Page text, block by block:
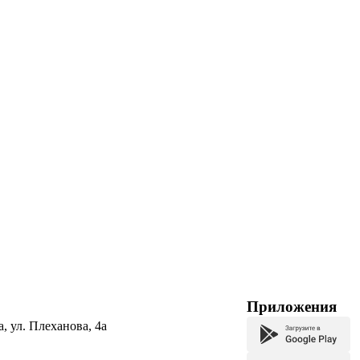
ул. Плеханова, 4а
Приложения